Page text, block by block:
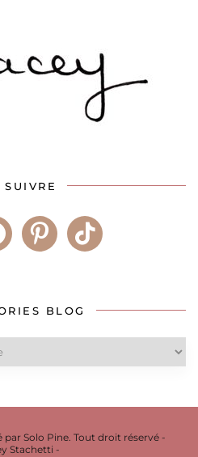
SUIVRE
pinteresttiktok
BLOG
par Solo Pine. Tout droit réservé -
Stachetti -